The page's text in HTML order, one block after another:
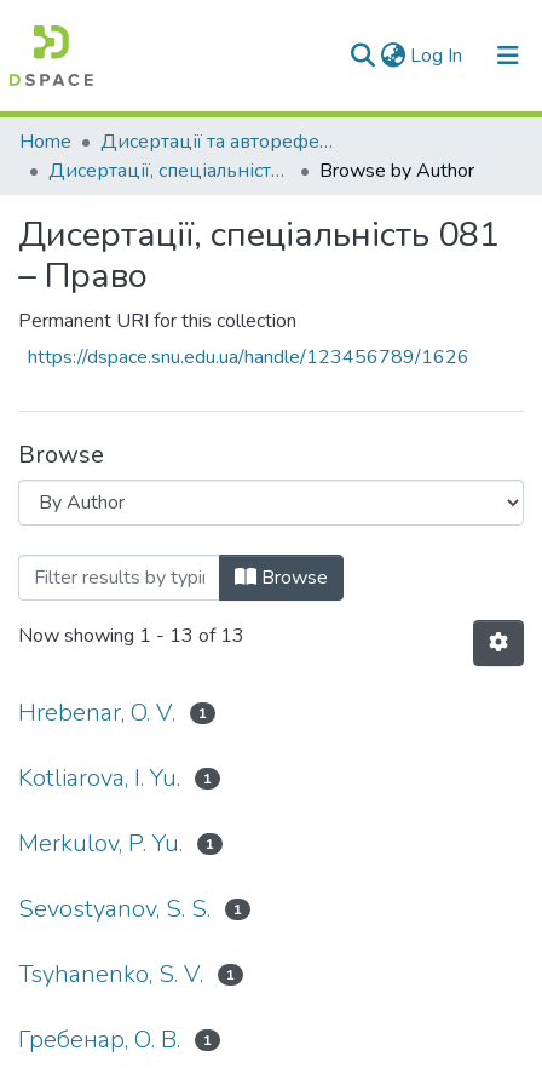
Log In (current)
Communities & Collections
All of DSpace
Home
Дисертації та автореферати дисертацій
Дисертації, спеціальність 081 – Право
Browse by Author
Дисертації, спеціальність 081
– Право
Permanent URI for this collection
https://dspace.snu.edu.ua/handle/123456789/1626
Browse
Browsing Дисертації, спеціальність
Browse
Now showing 1 - 13 of 13
Hrebenar, O. V. 1
Kotliarova, I. Yu. 1
Merkulov, P. Yu. 1
Sevostyanov, S. S. 1
Tsyhanenko, S. V. 1
Гребенар, О. В. 1